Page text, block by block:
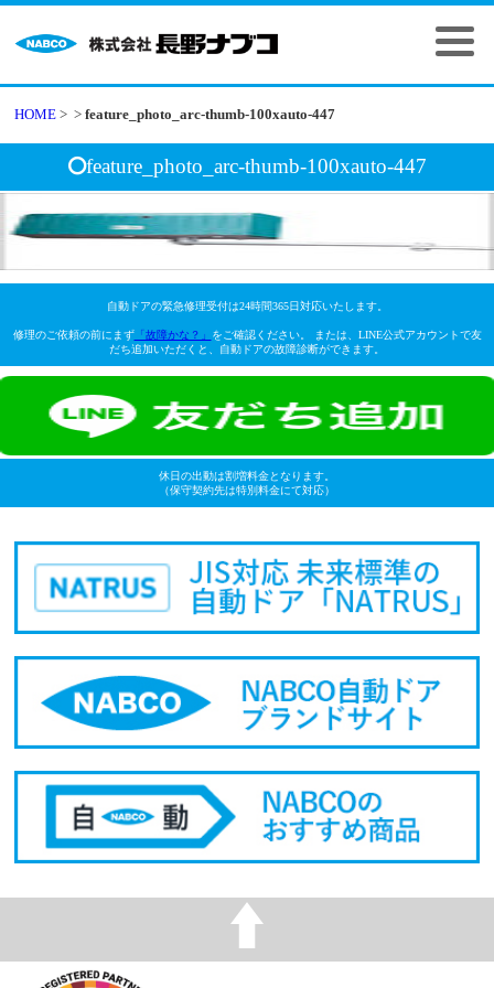
HOME > >feature_photo_arc-thumb-100xauto-447
feature_photo_arc-thumb-100xauto-447
自動ドアの緊急修理受付は24時間365日対応いたします。
修理のご依頼の前にまず「故障かな？」
をご確認ください。 または、LINE公式アカウントで友
だち追加いただくと、自動ドアの故障診断ができます。
休日の出動は割増料金となります。
（保守契約先は特別料金にて対応）